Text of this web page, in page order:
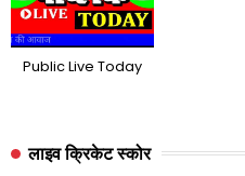
Public Live Today
लाइव क्रिकेट स्कोर